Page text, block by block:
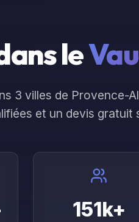
le
3 villes de Provence-
et un devis gratuit
151k+